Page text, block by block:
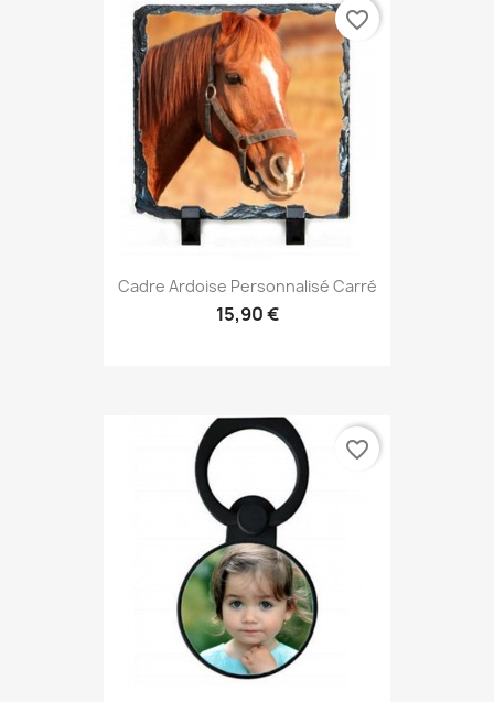
Cadre Ardoise Personnalisé Carré
15,90 €
favorite_border
favorite_border